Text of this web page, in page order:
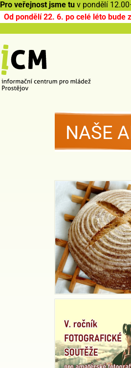
Pro veřejnost jsme tu v pondělí
Od pondělí 22. 6. po celé léto bude
NAŠE